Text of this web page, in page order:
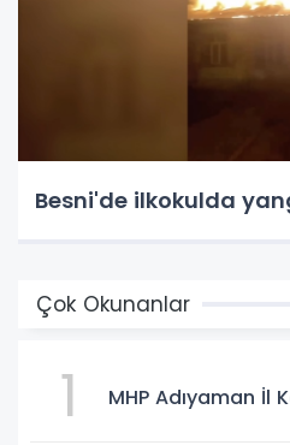
Besni'de ilkokulda
Çok Okunanlar
1 MHP Adıyaman İl